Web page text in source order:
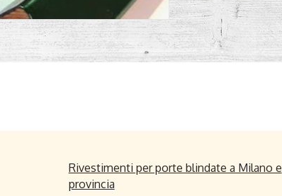
Rivestimenti per porte blindate a Milano e
provincia